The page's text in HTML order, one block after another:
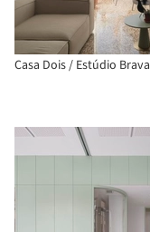
Casa Dois / Estúdio Brava